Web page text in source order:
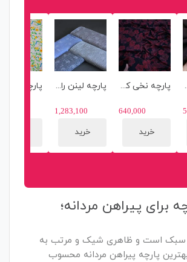
و قهوه ای پارچه نخی کشمیر گرم بالاااا
640,000
خرید
پارچه لینن راه راه 1292
1,283,100
خرید
برای پیراهن مردانه؛
سبک است و ظاهری شیک و مرتب به
پارچه پیراهن مردانه محسوب